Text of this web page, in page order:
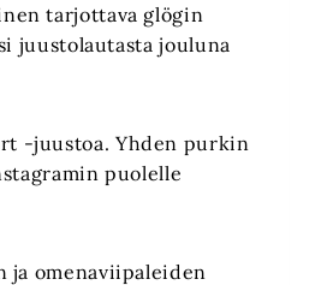
tarjottava glögin
juustolautasta jouluna
-juustoa. Yhden purkin
puolelle
omenaviipaleiden